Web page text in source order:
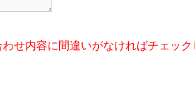
せ内容に間違いがなければチェック